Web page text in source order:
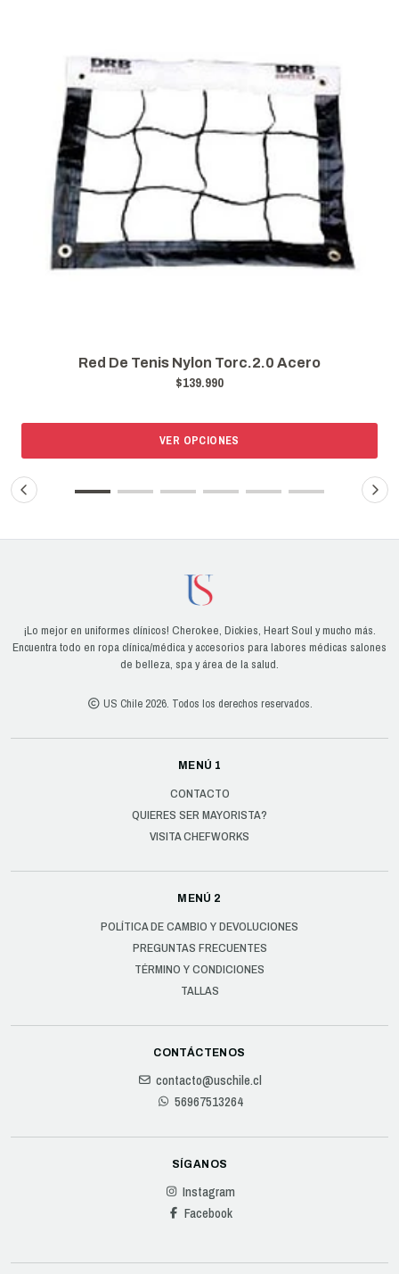
Red De Tenis Nylon Torc.2.0 Acero
$139.990
VER OPCIONES
¡Lo mejor en uniformes clínicos! Cherokee, Dickies, Heart Soul y mucho más.
Encuentra todo en ropa clínica/médica y accesorios para labores médicas salones
de belleza, spa y área de la salud.
US Chile 2026. Todos los derechos reservados.
MENÚ 1
CONTACTO
QUIERES SER MAYORISTA?
VISITA CHEFWORKS
MENÚ 2
POLÍTICA DE CAMBIO Y DEVOLUCIONES
PREGUNTAS FRECUENTES
TÉRMINO Y CONDICIONES
TALLAS
CONTÁCTENOS
contacto@uschile.cl
56967513264
SÍGANOS
Instagram
Facebook